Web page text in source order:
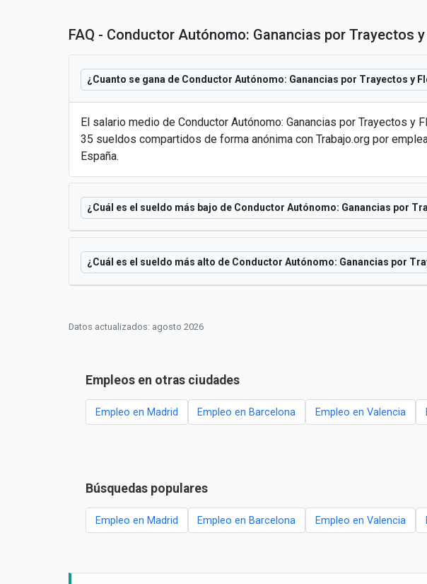
FAQ - Conductor Autónomo: Ganancias por Trayectos
¿Cuanto se gana de Conductor Autónomo: Ganancias por Trayectos y
El salario medio de Conductor Autónomo: Ganancias por Trayectos
35 sueldos compartidos de forma anónima con Trabajo.org por
España.
¿Cuál es el sueldo más bajo de Conductor Autónomo: Ganancias por
¿Cuál es el sueldo más alto de Conductor Autónomo: Ganancias por
Datos actualizados: agosto 2026
Empleos en otras ciudades
Empleo en Madrid Empleo en Barcelona Empleo en Valencia
Búsquedas populares
Empleo en Madrid Empleo en Barcelona Empleo en Valencia